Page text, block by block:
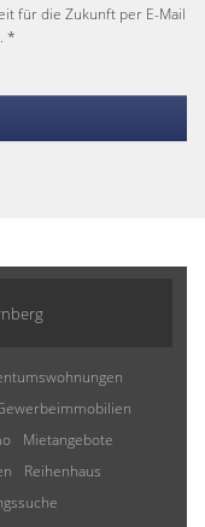
für die Zukunft per E-Mail
*
Mietangebote
Reihenhaus